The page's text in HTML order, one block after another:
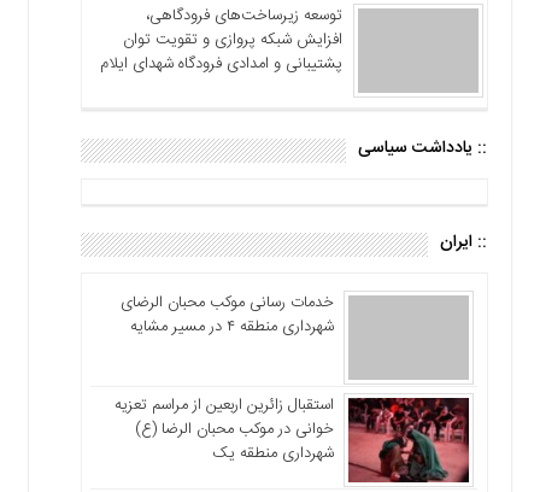
توسعه زیرساخت‌های فرودگاهی،
افزایش شبکه پروازی و تقویت توان
پشتیبانی و امدادی فرودگاه شهدای ایلام
:: یادداشت سیاسی
:: ایران
خدمات رسانی موکب محبان الرضای
شهرداری منطقه ۴ در مسیر مشایه
استقبال زائرین اربعین از مراسم تعزیه
خوانی در موکب محبان الرضا (ع)
شهرداری منطقه یک